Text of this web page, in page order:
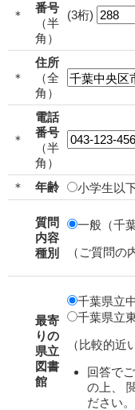
＊
番号
（半
角）
(3桁)
＊
住所
（全
角）
＊
電話
番号
（半
角）
＊
年齢 小学生以
質問
内容
種別
一般（千
（ご質問の
最寄
りの
県立
図書
館
千葉県立
千葉県立
（比較的近
回答で
の上、
ださい。